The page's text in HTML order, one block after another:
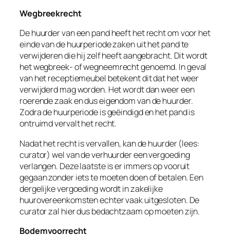
Wegbreekrecht
De huurder van een pand heeft het recht om voor het
einde van de huurperiode zaken uit het pand te
verwijderen die hij zelf heeft aangebracht. Dit wordt
hetwegbreek-ofwegneemrechtgenoemd. In geval
van het receptiemeubel betekent dit dat het weer
verwijderd mag worden. Het wordt dan weer een
roerende zaak en dus eigendom van de huurder.
Zodra de huurperiode is geëindigd en het pand is
ontruimd vervalt het recht.
Nadat het recht is vervallen, kan de huurder (lees:
curator) wel van de verhuurder een vergoeding
verlangen. Deze laatste is er immers op vooruit
gegaan zonder iets te moeten doen of betalen. Een
dergelijke vergoeding wordt in zakelijke
huurovereenkomsten echter vaak uitgesloten. De
curator zal hier dus bedachtzaam op moeten zijn.
Bodemvoorrecht